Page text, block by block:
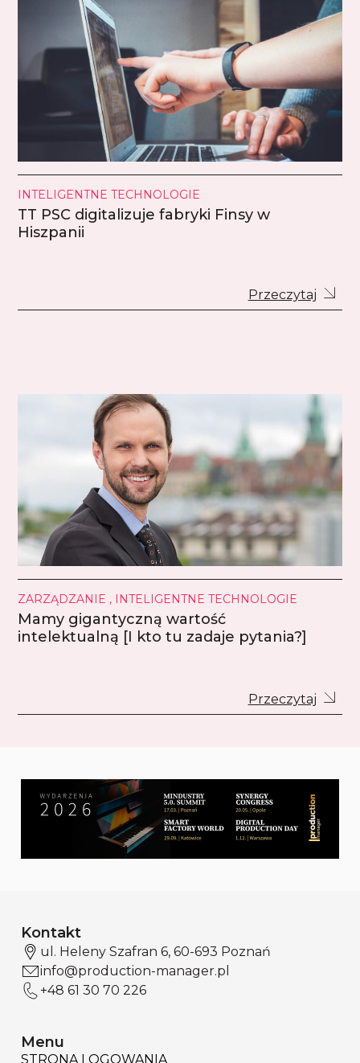
INTELIGENTNE TECHNOLOGIE
TT PSC digitalizuje fabryki Finsy w
Hiszpanii
Przeczytaj
ZARZĄDZANIE , INTELIGENTNE TECHNOLOGIE
Mamy gigantyczną wartość
intelektualną [I kto tu zadaje pytania?]
Przeczytaj
Kontakt
ul. Heleny Szafran 6, 60-693 Poznań
info@production-manager.pl
+48 61 30 70 226
Menu
STRONA LOGOWANIA